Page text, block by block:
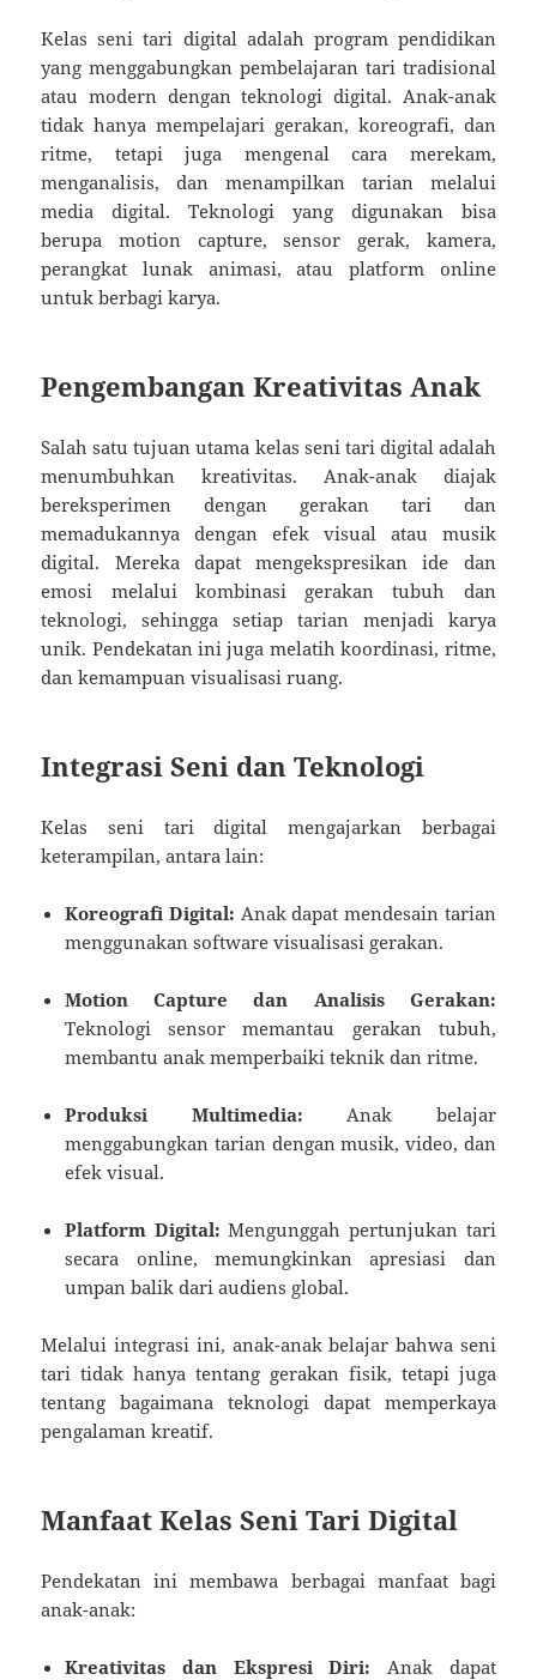
Kelas seni tari digital adalah program pendidikan
yang menggabungkan pembelajaran tari tradisional
atau modern dengan teknologi digital. Anak-anak
tidak hanya mempelajari gerakan, koreografi, dan
ritme, tetapi juga mengenal cara merekam,
menganalisis, dan menampilkan tarian melalui
media digital. Teknologi yang digunakan bisa
berupa motion capture, sensor gerak, kamera,
perangkat lunak animasi, atau platform online
untuk berbagi karya.
Pengembangan Kreativitas Anak
Salah satu tujuan utama kelas seni tari digital adalah
menumbuhkan kreativitas. Anak-anak diajak
bereksperimen dengan gerakan tari dan
memadukannya dengan efek visual atau musik
digital. Mereka dapat mengekspresikan ide dan
emosi melalui kombinasi gerakan tubuh dan
teknologi, sehingga setiap tarian menjadi karya
unik. Pendekatan ini juga melatih koordinasi, ritme,
dan kemampuan visualisasi ruang.
Integrasi Seni dan Teknologi
Kelas seni tari digital mengajarkan berbagai
keterampilan, antara lain:
Koreografi Digital: Anak dapat mendesain tarian
menggunakan software visualisasi gerakan.
Motion Capture dan Analisis Gerakan:
Teknologi sensor memantau gerakan tubuh,
membantu anak memperbaiki teknik dan ritme.
Produksi Multimedia: Anak belajar
menggabungkan tarian dengan musik, video, dan
efek visual.
Platform Digital: Mengunggah pertunjukan tari
secara online, memungkinkan apresiasi dan
umpan balik dari audiens global.
Melalui integrasi ini, anak-anak belajar bahwa seni
tari tidak hanya tentang gerakan fisik, tetapi juga
tentang bagaimana teknologi dapat memperkaya
pengalaman kreatif.
Manfaat Kelas Seni Tari Digital
Pendekatan ini membawa berbagai manfaat bagi
anak-anak:
Kreativitas dan Ekspresi Diri: Anak dapat